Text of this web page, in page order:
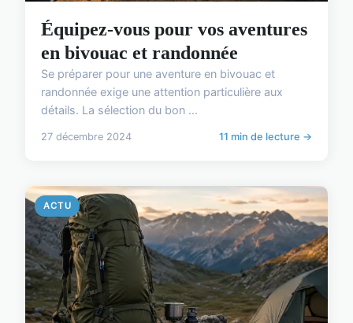
Équipez-vous pour vos aventures
en bivouac et randonnée
Se préparer pour une aventure en bivouac et
randonnée exige une attention particulière aux
détails. La sélection du bon ...
27 décembre 2024 11 min de lecture →
ACTU